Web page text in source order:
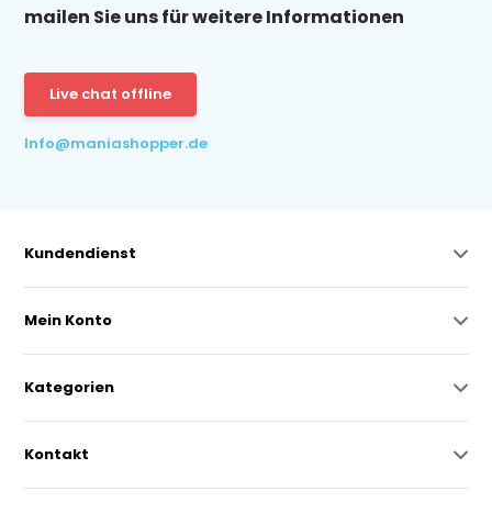
mailen Sie uns für weitere Informationen
Live chat offline
Info@maniashopper.de
Kundendienst
Mein Konto
Kategorien
Kontakt